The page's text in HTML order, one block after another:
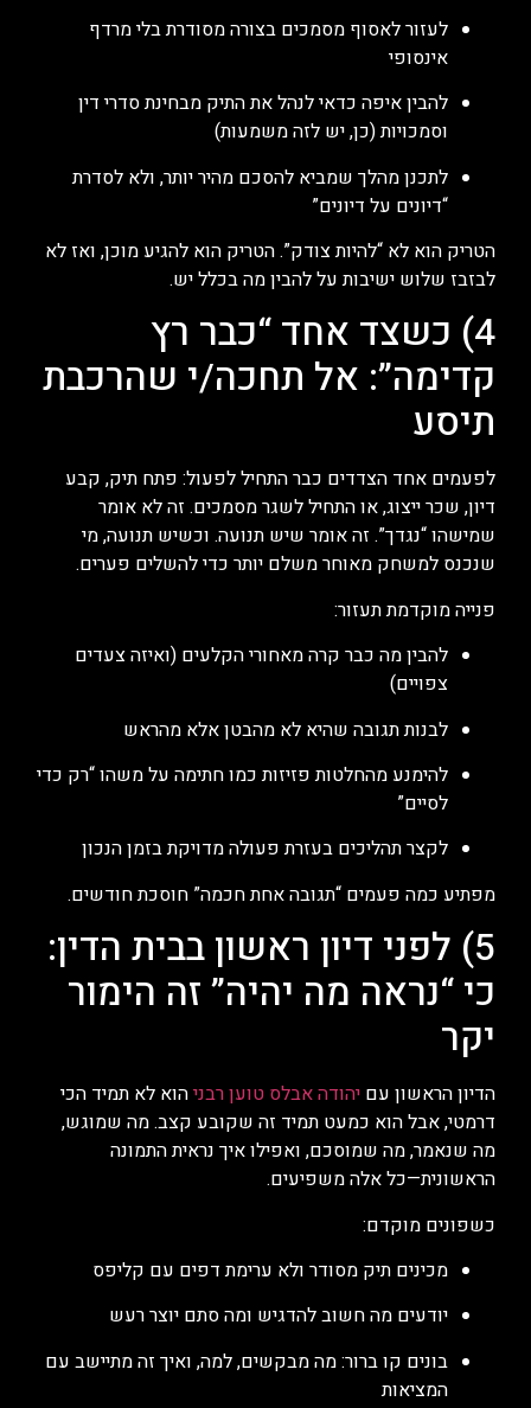
לעזור לאסוף מסמכים בצורה מסודרת בלי מרדף
אינסופי
להבין איפה כדאי לנהל את התיק מבחינת סדרי דין
וסמכויות (כן, יש לזה משמעות)
לתכנן מהלך שמביא להסכם מהיר יותר, ולא לסדרת
“דיונים על דיונים”
הטריק הוא לא “להיות צודק”. הטריק הוא להגיע מוכן, ואז לא
לבזבז שלוש ישיבות על להבין מה בכלל יש.
4) כשצד אחד “כבר רץ
קדימה”: אל תחכה/י שהרכבת
תיסע
לפעמים אחד הצדדים כבר התחיל לפעול: פתח תיק, קבע
דיון, שכר ייצוג, או התחיל לשגר מסמכים. זה לא אומר
שמישהו “נגדך”. זה אומר שיש תנועה. וכשיש תנועה, מי
שנכנס למשחק מאוחר משלם יותר כדי להשלים פערים.
פנייה מוקדמת תעזור:
להבין מה כבר קרה מאחורי הקלעים (ואיזה צעדים
צפויים)
לבנות תגובה שהיא לא מהבטן אלא מהראש
להימנע מהחלטות פזיזות כמו חתימה על משהו “רק כדי
לסיים”
לקצר תהליכים בעזרת פעולה מדויקת בזמן הנכון
מפתיע כמה פעמים “תגובה אחת חכמה” חוסכת חודשים.
5) לפני דיון ראשון בבית הדין:
כי “נראה מה יהיה” זה הימור
יקר
הדיון הראשון עם יהודה אבלס טוען רבניהוא לא תמיד הכי
דרמטי, אבל הוא כמעט תמיד זה שקובע קצב. מה שמוגש,
מה שנאמר, מה שמוסכם, ואפילו איך נראית התמונה
הראשונית—כל אלה משפיעים.
כשפונים מוקדם:
מכינים תיק מסודר ולא ערימת דפים עם קליפס
יודעים מה חשוב להדגיש ומה סתם יוצר רעש
בונים קו ברור: מה מבקשים, למה, ואיך זה מתיישב עם
המציאות